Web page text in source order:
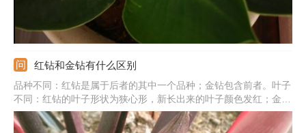
红钻和金钻有什么区别
品种不同：红钻是属于后者的其中一个品种；金钻包含前者。叶子
不同：红钻的叶子形状为狭心形，新长出来的叶子颜色发红；金钻
的叶子是长圆形，叶子是绿色的，并且比较的光泽、好看。毒性不
同：红钻不含有毒性，不会对人体造成伤害；金钻是含有毒性的，